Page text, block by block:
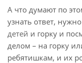
А что думают по
узнать ответ, нужно
детей и горку и
делом – на горку
ребятишкам, и их